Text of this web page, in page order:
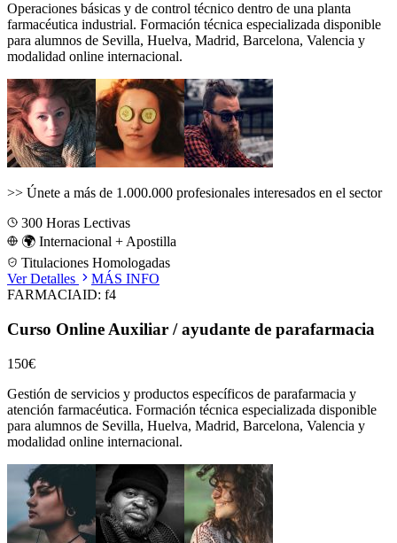
Operaciones básicas y de control técnico dentro de una planta
farmacéutica industrial. Formación técnica especializada disponible
para alumnos de Sevilla, Huelva, Madrid, Barcelona, Valencia y
modalidad online internacional.
>> Únete a más de 1.000.000 profesionales interesados en el sector
300 Horas Lectivas
🌍 Internacional + Apostilla
Titulaciones Homologadas
Ver Detalles
MÁS INFO
FARMACIAID: f4
Curso Online Auxiliar / ayudante de parafarmacia
150€
Gestión de servicios y productos específicos de parafarmacia y
atención farmacéutica. Formación técnica especializada disponible
para alumnos de Sevilla, Huelva, Madrid, Barcelona, Valencia y
modalidad online internacional.